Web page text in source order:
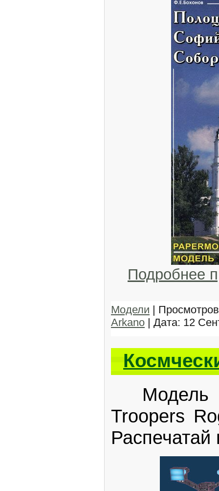
Подробнее
Модели |
Arkano | Дата: 12
Модель
Troopers